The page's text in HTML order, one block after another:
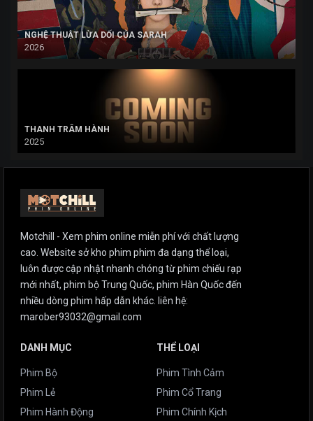
NGHỆ THUẬT LỪA DỐI CỦA SARAH
2026
THANH TRÂM HÀNH
2025
Motchill - Xem phim online miễn phí với chất lượng
cao. Website sở kho phim phim đa dạng thể loại,
luôn được cập nhật nhanh chóng từ phim chiếu rạp
mới nhất, phim bộ Trung Quốc, phim Hàn Quốc đến
nhiều dòng phim hấp dẫn khác. liên hệ:
marober93032@gmail.com
DANH MỤC
Phim Bộ
Phim Lẻ
Phim Hành Động
THỂ LOẠI
Phim Tình Cảm
Phim Cổ Trang
Phim Chính Kịch